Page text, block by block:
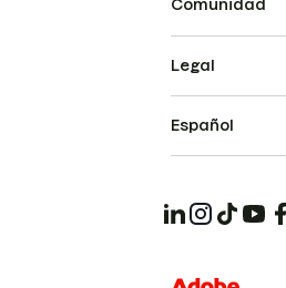
Comunidad
Legal
Español